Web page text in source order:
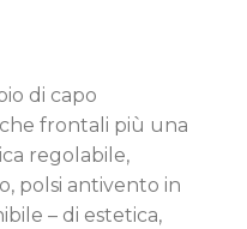
di capo
frontali più una
regolabile,
polsi antivento in
– di estetica,